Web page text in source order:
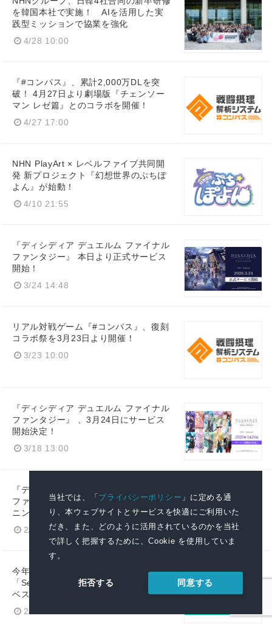
当社では、「プライバシーポリシー 」に定める通
り、本ウェブサイトとサービスを快適にご利用いた
だき、また、どのように活用されているのかを当社
で詳しく把握するために、Cookie を使用していま
す。
拒否する 同意する
を韓国本社で実施！ AIを活用した実
践型ミッションで協業を強化
4/28 10:00
『#コンパス』、累計2,000万DLを突
破！ 4月27日より劇場版『チェンソー
マン レゼ篇』とのコラボを開催！
4/27 17:00
NHN PlayArt × レベルファイブ共同開
発 新プロジェクト『幻想世界のぷちぽ
よん』が始動！
4/10 21:55
『ディシディア デュエルム ファイナル
ファンタジー』 本日より正式サービス
開始！
3/24 14:48
リアル対戦ゲーム『#コンパス』、復刻
コラボ祭を3月23日より開催！
3/23 10:00
『ディシディア デュエルム ファイナル
ファンタジー』 、3月24日にサービス
開始決定！
3/18 13:00
『ディシディア デュエルム ファイナル
ファンタジー』事前登録開始！オープ
ニングムービーも公開！
2/26 15:00
今年10周年を迎える『#コンパス』、
「Sensor Tower APAC Awards 2025」
ベストオンゴーイングゲーム受賞
2/26 10:00